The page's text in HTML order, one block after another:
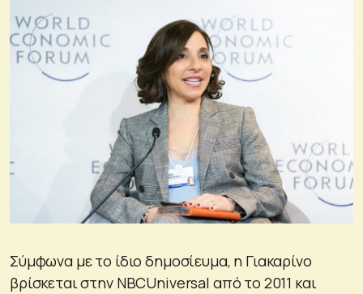
Σύμφωνα με το ίδιο δημοσίευμα, η Γιακαρίνο
βρίσκεται στην NBCUniversal από το 2011 και